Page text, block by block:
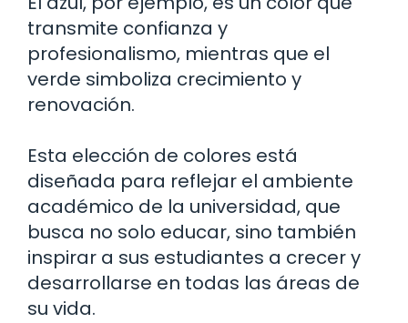
transmite confianza y
profesionalismo, mientras que el
verde simboliza crecimiento y
renovación.
Esta elección de colores está
diseñada para reflejar el ambiente
académico de la universidad, que
busca no solo educar, sino también
inspirar a sus estudiantes a crecer y
desarrollarse en todas las áreas de
su vida.